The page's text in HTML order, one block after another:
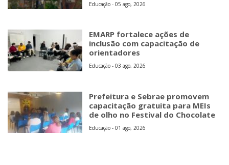
Educação - 05 ago, 2026
EMARP fortalece ações de
inclusão com capacitação de
orientadores
Educação - 03 ago, 2026
Prefeitura e Sebrae promovem
capacitação gratuita para MEIs
de olho no Festival do Chocolate
Educação - 01 ago, 2026